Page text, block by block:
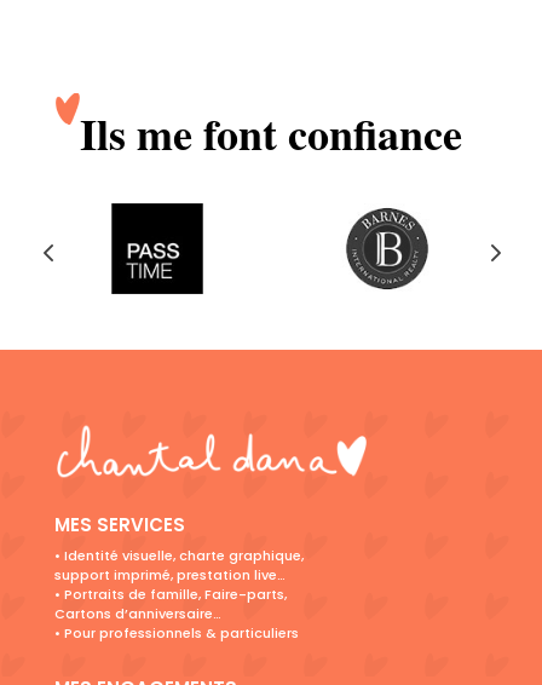
Ils me font confiance
MES SERVICES
• Identité visuelle, charte graphique,
support imprimé, prestation live…
• Portraits de famille, Faire-parts,
Cartons d’anniversaire…
• Pour professionnels & particuliers